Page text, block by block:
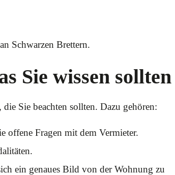
Schwarzen Brettern.
Sie wissen sollten
Sie beachten sollten. Dazu gehören:
offene Fragen mit dem Vermieter.
ein genaues Bild von der Wohnung zu